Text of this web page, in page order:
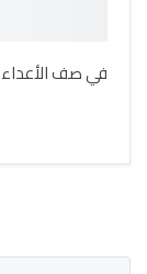
في صف الأعداء